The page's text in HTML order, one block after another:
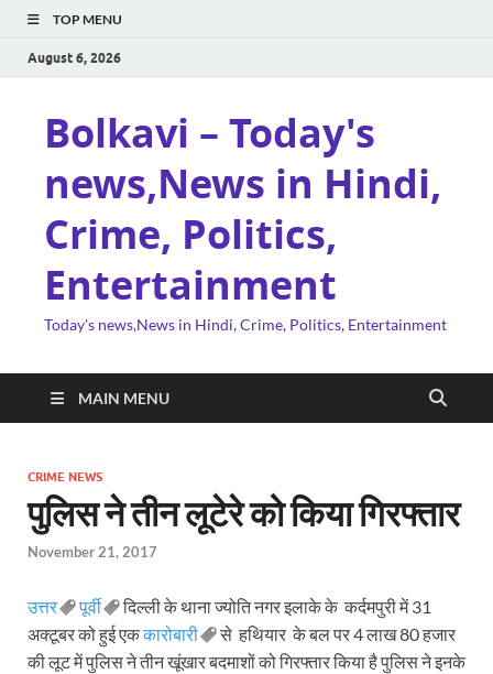
TOP MENU
August 6, 2026
Bolkavi – Today's
news,News in Hindi,
Crime, Politics,
Entertainment
Today's news,News in Hindi, Crime, Politics, Entertainment
MAIN MENU
CRIME NEWS
पुलिस ने तीन लूटेरे को किया गिरफ्तार
November 21, 2017
उत्तर पूर्वी
दिल्ली के थाना ज्योति नगर इलाके के कर्दमपुरी में 31
अक्टूबर को हुई एककारोबारी
से हथियार के बल पर 4 लाख 80 हजार
की लूट में पुलिस ने तीन खूंखार बदमाशों को गिरफ्तार किया है पुलिस ने इनके